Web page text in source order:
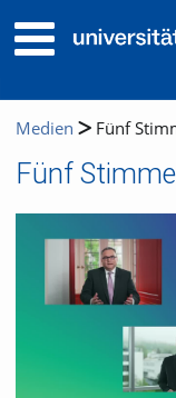
Medien Fünf
Fünf